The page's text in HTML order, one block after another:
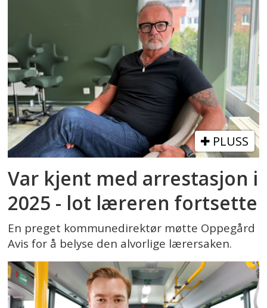
PLUSS
Var kjent med arrestasjon i
2025 - lot læreren fortsette
En preget kommunedirektør møtte Oppegård
Avis for å belyse den alvorlige lærersaken.